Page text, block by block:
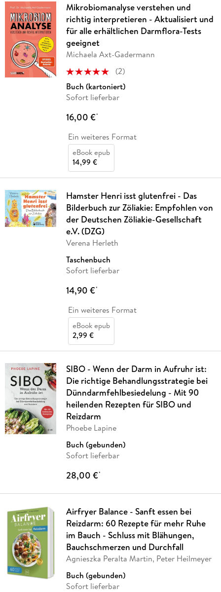
Mikrobiomanalyse verstehen und
richtig interpretieren - Aktualisiert und
für alle erhältlichen Darmflora-Tests
geeignet
Michaela Axt-Gadermann
(2)
Buch (kartoniert)
Sofort lieferbar
16,00 €*
Ein weiteres Format
eBook epub
14,99 €
Hamster Henri isst glutenfrei - Das
Bilderbuch zur Zöliakie: Empfohlen von
der Deutschen Zöliakie-Gesellschaft
e.V. (DZG)
Verena Herleth
Taschenbuch
Sofort lieferbar
14,90 €*
Ein weiteres Format
eBook epub
2,99 €
SIBO - Wenn der Darm in Aufruhr ist:
Die richtige Behandlungsstrategie bei
Dünndarmfehlbesiedelung - Mit 90
heilenden Rezepten für SIBO und
Reizdarm
Phoebe Lapine
Buch (gebunden)
Sofort lieferbar
28,00 €*
Airfryer Balance - Sanft essen bei
Reizdarm: 60 Rezepte für mehr Ruhe
im Bauch - Schluss mit Blähungen,
Bauchschmerzen und Durchfall
Agnieszka Peralta Martin, Peter Heilmeyer
Buch (gebunden)
Sofort lieferbar